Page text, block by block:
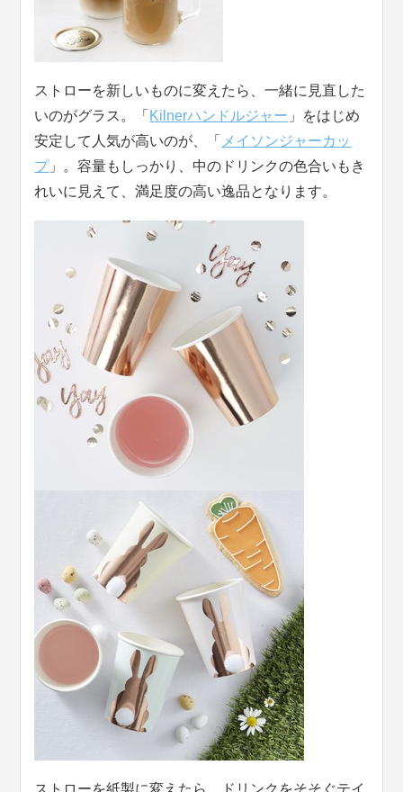
ストローを新しいものに変えたら、一緒に見直した
いのがグラス。「 Kilnerハンドルジャー 」をはじめ
安定して人気が高いのが、「 メイソンジャーカッ
プ」。容量もしっかり、中のドリンクの色合いもき
れいに見えて、満足度の高い逸品となります。
ストローを紙製に変えたら、ドリンクをそそぐテイ